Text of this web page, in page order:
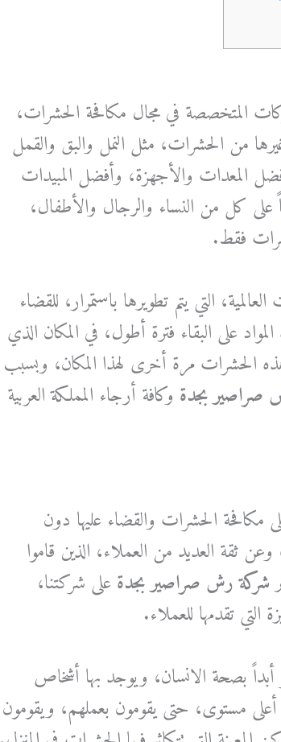
المتخصصة في مجال مكافحة الحشرات،
من الحشرات، مثل النمل والبق والقمل
المعدات والأجهزة، وأفضل المبيدات
على كل من النساء والرجال والأطفال،
فقط.
التي يتم تطويرها باستمرار، للقضاء
على البقاء فترة أطول، في المكان الذي
مرة أخرى لهذا المكان، وبسبب
صراصير بجدة وكافة أرجاء المملكة العربية
مكافحة الحشرات والقضاء عليها دون
ثقة العديد من العملاء، الذين قاموا
شركة رش صراصير بجدة على شركتنا،
تقدمها للعملاء.
بصحة الانسان، ويوجد بها أشخاص
مستوى، حتى يقومون بعملهم، ويقومون